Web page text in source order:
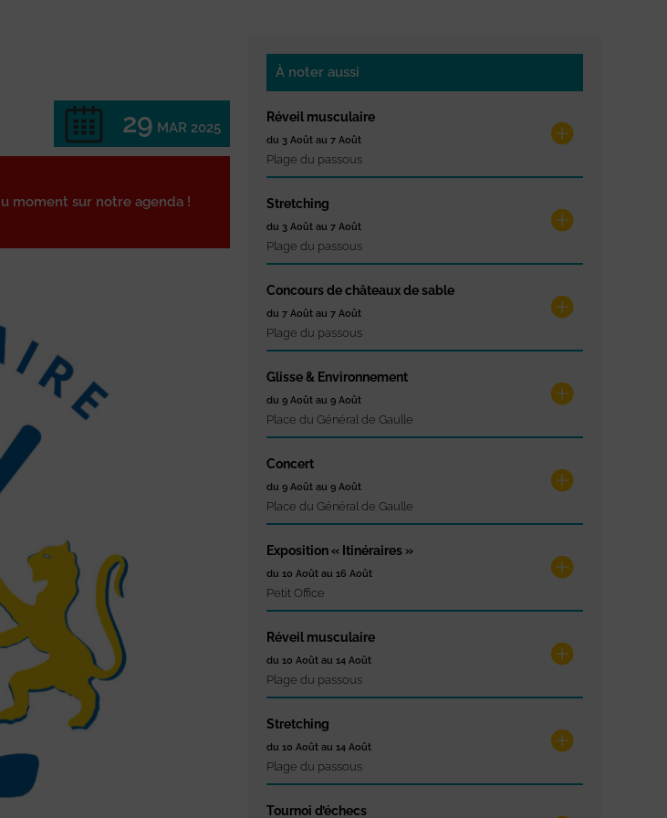
29 MAR 2025
moment sur notre agenda !
À noter aussi
Réveil musculaire
du 3 Août au 7 Août
Plage du passous
Stretching
du 3 Août au 7 Août
Plage du passous
Concours de châteaux de sable
du 7 Août au 7 Août
Plage du passous
Glisse & Environnement
du 9 Août au 9 Août
Place du Général de Gaulle
Concert
du 9 Août au 9 Août
Place du Général de Gaulle
Exposition « Itinéraires »
du 10 Août au 16 Août
Petit Office
Réveil musculaire
du 10 Août au 14 Août
Plage du passous
Stretching
du 10 Août au 14 Août
Plage du passous
Tournoi d’échecs